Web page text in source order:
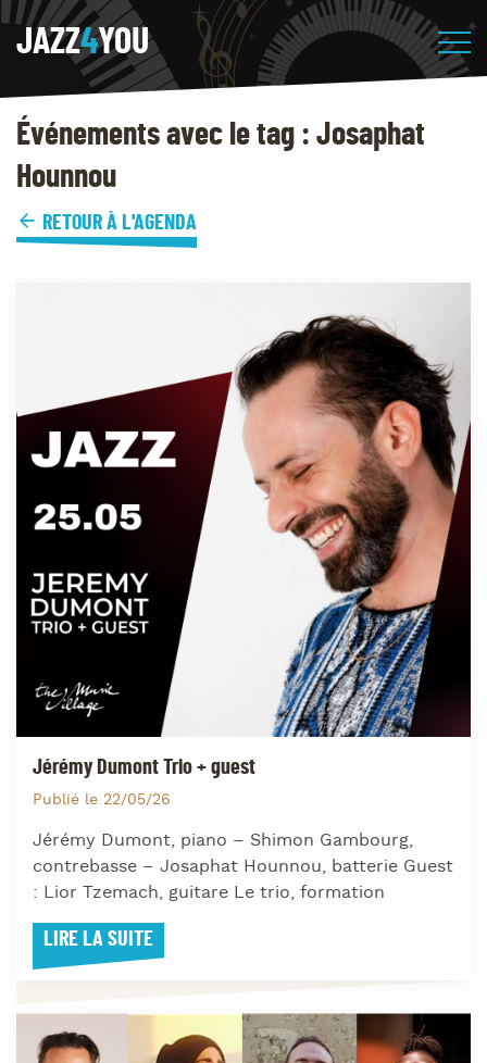
JAZZ4YOU
Événements avec le tag : Josaphat
Hounnou
RETOUR À L'AGENDA
Jérémy Dumont Trio + guest
Publié le 22/05/26
Jérémy Dumont, piano – Shimon Gambourg,
contrebasse – Josaphat Hounnou, batterie Guest
: Lior Tzemach, guitare Le trio, formation
LIRE LA SUITE